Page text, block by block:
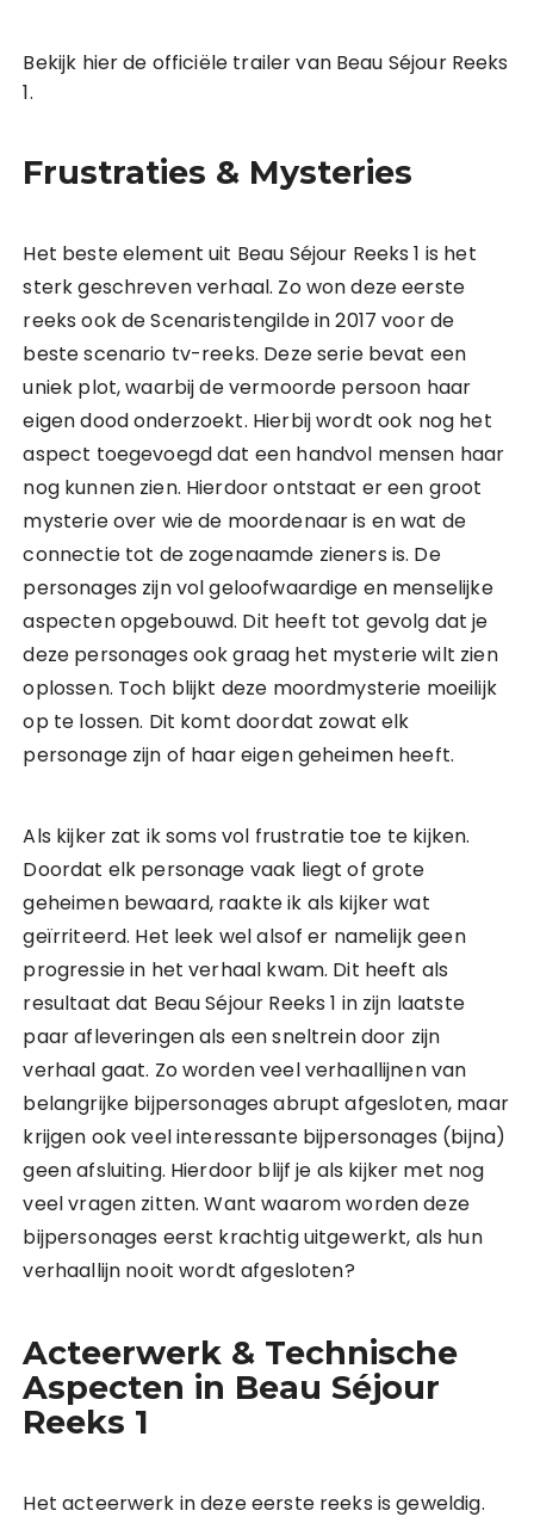
Bekijk hier de officiële trailer van Beau Séjour Reeks
1.
Frustraties & Mysteries
Het beste element uit Beau Séjour Reeks 1 is het
sterk geschreven verhaal. Zo won deze eerste
reeks ook de Scenaristengilde in 2017 voor de
beste scenario tv-reeks. Deze serie bevat een
uniek plot, waarbij de vermoorde persoon haar
eigen dood onderzoekt. Hierbij wordt ook nog het
aspect toegevoegd dat een handvol mensen haar
nog kunnen zien. Hierdoor ontstaat er een groot
mysterie over wie de moordenaar is en wat de
connectie tot de zogenaamde zieners is. De
personages zijn vol geloofwaardige en menselijke
aspecten opgebouwd. Dit heeft tot gevolg dat je
deze personages ook graag het mysterie wilt zien
oplossen. Toch blijkt deze moordmysterie moeilijk
op te lossen. Dit komt doordat zowat elk
personage zijn of haar eigen geheimen heeft.
Als kijker zat ik soms vol frustratie toe te kijken.
Doordat elk personage vaak liegt of grote
geheimen bewaard, raakte ik als kijker wat
geïrriteerd. Het leek wel alsof er namelijk geen
progressie in het verhaal kwam. Dit heeft als
resultaat dat Beau Séjour Reeks 1 in zijn laatste
paar afleveringen als een sneltrein door zijn
verhaal gaat. Zo worden veel verhaallijnen van
belangrijke bijpersonages abrupt afgesloten, maar
krijgen ook veel interessante bijpersonages (bijna)
geen afsluiting. Hierdoor blijf je als kijker met nog
veel vragen zitten. Want waarom worden deze
bijpersonages eerst krachtig uitgewerkt, als hun
verhaallijn nooit wordt afgesloten?
Acteerwerk & Technische
Aspecten in Beau Séjour
Reeks 1
Het acteerwerk in deze eerste reeks is geweldig.